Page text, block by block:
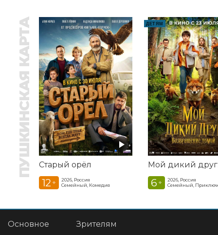
ПУШКИНСКАЯ КАРТА Старый орёл
12 +
2026, Россия
Семейный, Комедия
ДЕТЯМ
6 +
2026, Россия
Семейный,
Основное
Зрителям